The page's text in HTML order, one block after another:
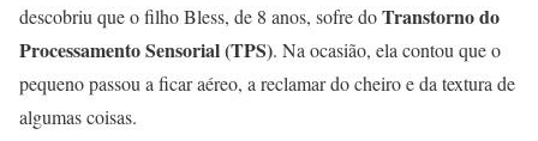
descobriu que o filho Bless, de 8 anos, sofre doTranstorno do
Processamento Sensorial (TPS). Na ocasião, ela contou que o
pequeno passou a ficar aéreo, a reclamar do cheiro e da textura de
algumas coisas.